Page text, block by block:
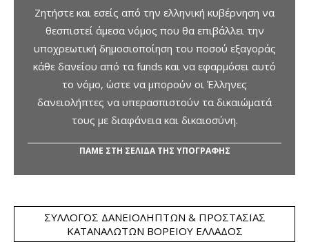
Ζητήστε και εσείς από την ελληνική κυβέρνηση να
θεσπιστεί άμεσα νόμος που θα επιβάλλει την
υποχρεωτική δημοσιοποίηση του ποσού εξαγοράς
κάθε δανείου από τα funds και να εφαρμόσει αυτό
το νόμο, ώστε να μπορούν οι Έλληνες
δανειολήπτες να υπερασπιστούν τα δικαιώματά
τους με διαφάνεια και δικαιοσύνη.
ΠΑΜΕ ΣΤΗ ΣΕΛΙΔΑ ΤΗΣ ΥΠΟΓΡΑΦΗΣ
ΣΎΛΛΟΓΟΣ ΔΑΝΕΙΟΛΗΠΤΏΝ & ΠΡΟΣΤΑΣΊΑΣ
ΚΑΤΑΝΑΛΩΤΏΝ ΒΟΡΕΊΟΥ ΕΛΛΆΔΟΣ